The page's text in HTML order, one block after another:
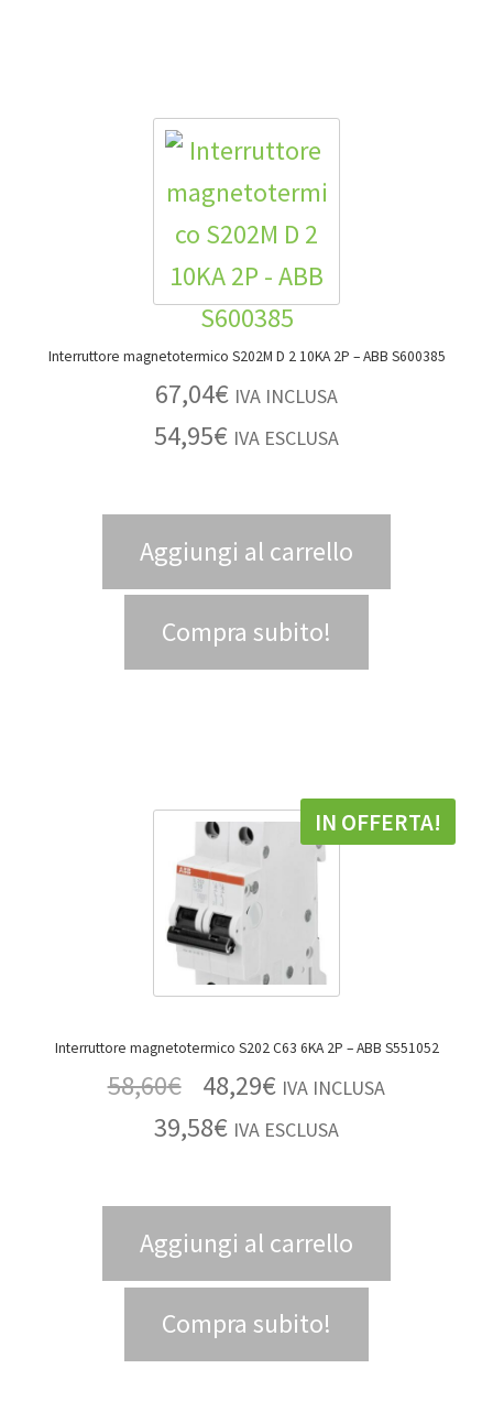
Interruttore magnetotermico S202M D 2 10KA 2P – ABB S600385
67,04€ IVA INCLUSA
54,95€ IVA ESCLUSA
Aggiungi al carrello
Compra subito!
Interruttore magnetotermico S202 C63 6KA 2P – ABB S551052
IN OFFERTA!
58,60€ 48,29€ IVA INCLUSA
39,58€ IVA ESCLUSA
Aggiungi al carrello
Compra subito!